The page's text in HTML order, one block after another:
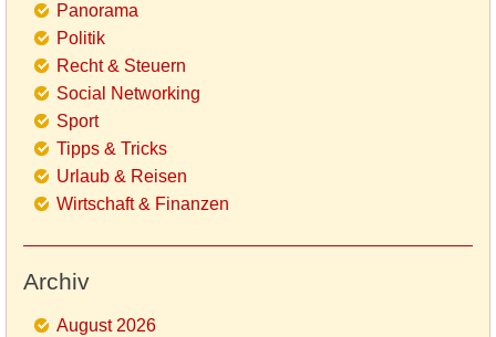
Panorama
Politik
Recht & Steuern
Social Networking
Sport
Tipps & Tricks
Urlaub & Reisen
Wirtschaft & Finanzen
Archiv
August 2026